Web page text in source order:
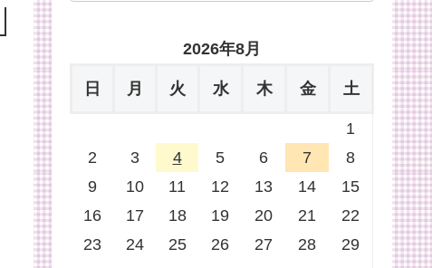
2026年8月
日 月 火 水 木 金 土
1
2
3 4 5 6 7
8
9
10 11 12 13 14
15
16
17 18 19 20 21
22
23
24 25 26 27 28
29